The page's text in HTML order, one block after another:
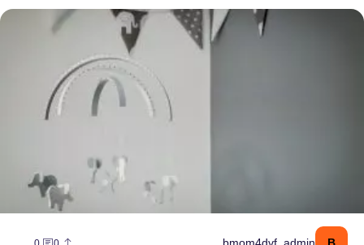
B
מעבר לפריט עיצובי: הקשר בין מובייל, התפתחות הראייה ושנת התינוק